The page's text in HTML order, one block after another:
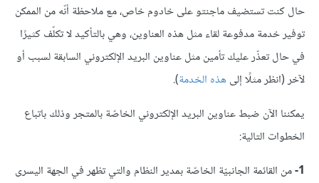
حال كنت تستضيف ماجنتو على خادوم خاص، مع ملاحظة أنّه من الممكن
توفير خدمة مدفوعة لقاء مثل هذه العناوين، وهي بالتأكيد لا تكلّف كثيرًا
في حال تعذّر عليك تأمين مثل عناوين البريد الإلكتروني السابقة لسبب أو
لآخر (انظر مثلًا إلىهذه الخدمة).
يمكننا الآن ضبط عناوين البريد الإلكتروني الخاصّة بالمتجر وذلك باتباع
الخطوات التالية:
1- من القائمة الجانبيّة الخاصّة بمدير النظام والتي تظهر في الجهة اليسرى